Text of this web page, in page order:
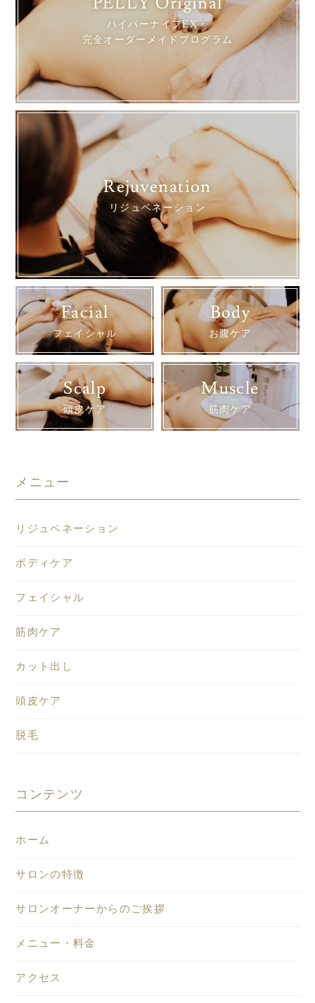
ハイパーナイフEX・
完全オーダーメイドプログラム
Rejuvenation
リジュベネーション
Facial
フェイシャル
Body
お腹ケア
Scalp
頭皮ケア
Muscle
筋肉ケア
メニュー
リジュベネーション
ボディケア
フェイシャル
筋肉ケア
カット出し
頭皮ケア
脱毛
コンテンツ
ホーム
サロンの特徴
サロンオーナーからのご挨拶
メニュー・料金
アクセス